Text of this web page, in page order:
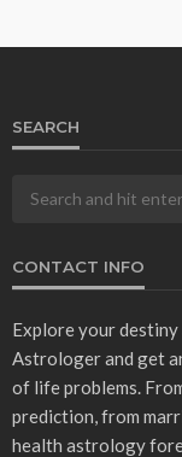
SEARCH
CONTACT INFO
Explore your
Astrologer and get
of life problems.
prediction, from
health astrology